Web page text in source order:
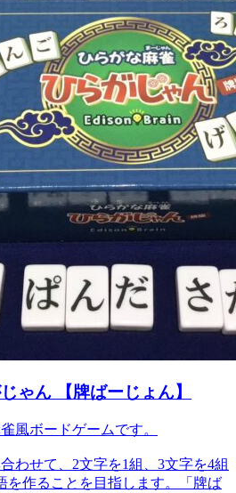
ゃん 【牌ばーじょん】
風ボードゲームです。
わせて、2文字を1組、3文字を4組
を作ることを目指します。「牌ば